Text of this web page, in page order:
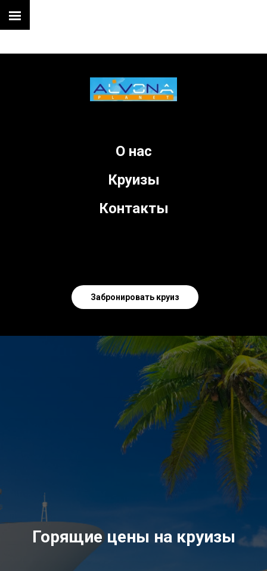
О нас
Круизы
Контакты
Забронировать круиз
Горящие цены на круизы